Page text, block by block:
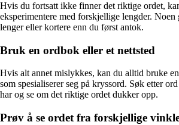
Hvis du fortsatt ikke finner det riktige ordet,
eksperimentere med forskjellige lengder.
lenger eller kortere enn du først antok.
Bruk en ordbok eller et nettsted
Hvis alt annet mislykkes, kan du alltid bruke
som spesialiserer seg på kryssord. Søk etter
har og se om det riktige ordet dukker opp.
Prøv å se ordet fra forskjellige